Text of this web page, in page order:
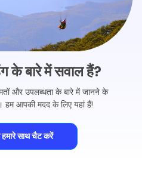
के बारे में सवाल हैं?
और उपलब्धता के बारे में जानने के
हम आपकी मदद के लिए यहां हैं!
हमारे साथ चैट करें